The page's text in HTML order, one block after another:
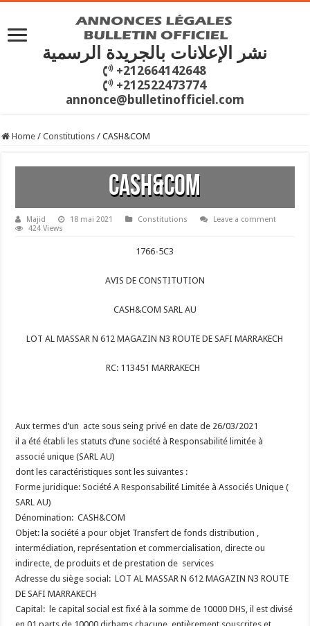
نشر الإعلانات بالجريدة الرسمية
+212664142648
+212522473774
annonce@bulletinofficiel.com
Home / Constitutions / CASH&COM
CASH&COM
Majid 18 mai 2021 Constitutions
Leave a comment
424 Views
1766-5C3
AVIS DE CONSTITUTION
CASH&COM SARL AU
LOT AL MASSAR N 612 MAGAZIN N3 ROUTE DE SAFI MARRAKECH
RC: 113451 MARRAKECH
Aux termes d’un acte sous seing privé en date de 26/03/2021
il a été établi les statuts d’une société à Responsabilité limitée à
associé unique (SARL AU)
dont les caractéristiques sont les suivantes :
Forme juridique: Société A Responsabilité Limitée à Associés Unique (
SARL AU)
Dénomination: CASH&COM
Objet: la société a pour objet Transfert de fonds distribution ,
intermédiation, représentation et commercialisation, directe ou
indirecte, de produits et de prestation de services
Adresse du siège social: LOT AL MASSAR N 612 MAGAZIN N3 ROUTE
DE SAFI MARRAKECH
Capital: le capital social est fixé à la somme de 10000 DHS, il est divisé